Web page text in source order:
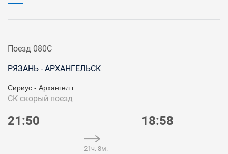
Поезд 080С
РЯЗАНЬ - АРХАНГЕЛЬСК
Сириус - Архангел г
СК скорый поезд
21:50
21ч. 8м.
18:58